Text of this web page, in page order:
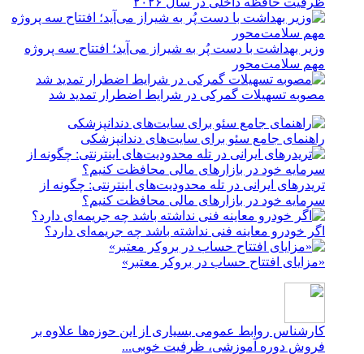
وزیر بهداشت با دست پُر به شیراز می‌آید؛ افتتاح سه پروژه
مهم سلامت‌محور
مصوبه تسهیلات گمرکی در شرایط اضطرار تمدید شد
راهنمای جامع سئو برای سایت‌های دندانپزشکی
تریدرهای ایرانی در تله محدودیت‌های اینترنتی: چگونه از
سرمایه خود در بازارهای مالی محافظت کنیم؟
اگر خودرو معاینه فنی نداشته باشد چه جریمه‌ای دارد؟
«مزایای افتتاح حساب در بروکر معتبر»
کارشناس روابط عمومی بسیاری از این حوزه‌ها علاوه بر
فروش دوره آموزشی، ظرفیت خوبی...